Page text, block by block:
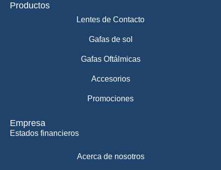
Productos
Lentes de Contacto
Gafas de sol
Gafas Oftálmicas
Accesorios
Promociones
Empresa
Estados financieros
Acerca de nosotros